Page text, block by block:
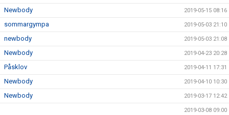
Newbody 2019-05-15 08:16
sommargympa 2019-05-03 21:10
newbody 2019-05-03 21:08
Newbody 2019-04-23 20:28
Påsklov 2019-04-11 17:31
Newbody 2019-04-10 10:30
Newbody 2019-03-17 12:42
2019-03-08 09:00